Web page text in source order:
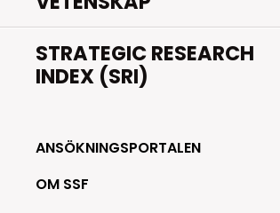
STRATEGIC RESEARCH
INDEX (SRI)
ANSÖKNINGSPORTALEN
OM SSF